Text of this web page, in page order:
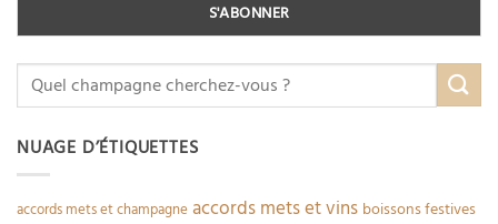
NUAGE D’ÉTIQUETTES
accords mets et champagne accords mets et vins boissons festives